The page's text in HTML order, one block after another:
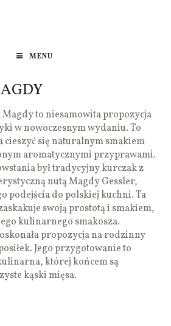
MENU
Magdy to niesamowita propozycja
w nowoczesnym wydaniu. To
cieszyć się naturalnym smakiem
aromatycznymi przyprawami.
był tradycyjny kurczak z
nutą Magdy Gessler,
podejścia do polskiej kuchni. Ta
swoją prostotą i smakiem,
kulinarnego smakosza.
propozycja na rodzinny
Jego przygotowanie to
której końcem są
kąski mięsa.